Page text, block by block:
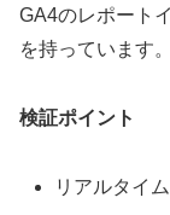
GA4のレポート
を持っています
検証ポイント
リアルタイ